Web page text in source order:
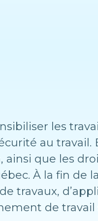
les
au
que les
À la fin de
travaux,
de travail